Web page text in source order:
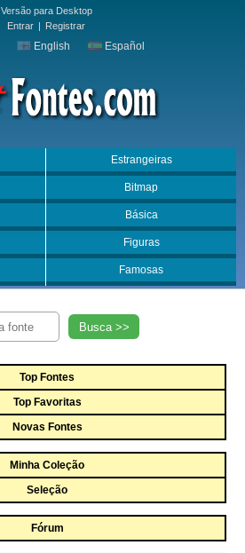
Versão para Desktop
Entrar | Registrar
English Español
Estrangeiras
Bitmap
Básica
Figuras
Famosas
Busca >>
Top Fontes
Top Favoritas
Novas Fontes
Minha Coleção
Seleção
Fórum